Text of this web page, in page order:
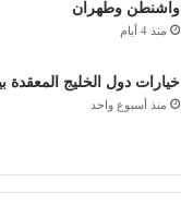
واشنطن وطهران
منذ 4 أيام
خيارات دول الخليج
منذ أسبوع واحد